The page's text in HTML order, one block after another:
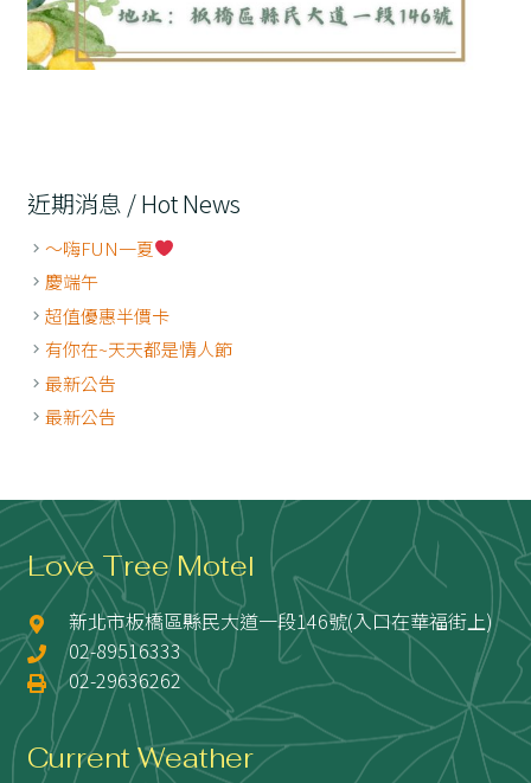
近期消息 / Hot News
～嗨FUN一夏
慶端午
超值優惠半價卡
有你在~天天都是情人節
最新公告
最新公告
Love Tree Motel
新北市板橋區縣民大道一段146號(入口在華福街上)
02-89516333
02-29636262
Current Weather